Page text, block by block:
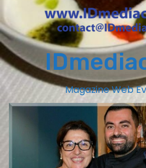
Magazine Web